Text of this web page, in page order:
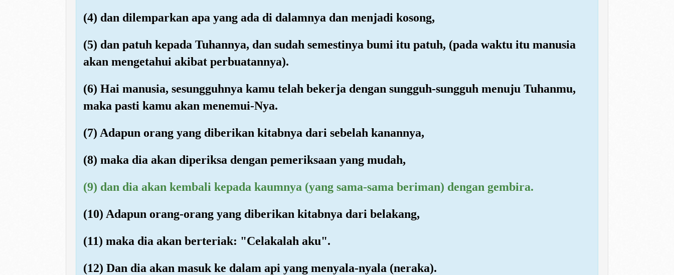
(4) dan dilemparkan apa yang ada di dalamnya dan menjadi kosong,
(5) dan patuh kepada Tuhannya, dan sudah semestinya bumi itu patuh, (pada waktu itu manusia
akan mengetahui akibat perbuatannya).
(6) Hai manusia, sesungguhnya kamu telah bekerja dengan sungguh-sungguh menuju Tuhanmu,
maka pasti kamu akan menemui-Nya.
(7) Adapun orang yang diberikan kitabnya dari sebelah kanannya,
(8) maka dia akan diperiksa dengan pemeriksaan yang mudah,
(9) dan dia akan kembali kepada kaumnya (yang sama-sama beriman) dengan gembira.
(10) Adapun orang-orang yang diberikan kitabnya dari belakang,
(11) maka dia akan berteriak: "Celakalah aku".
(12) Dan dia akan masuk ke dalam api yang menyala-nyala (neraka).